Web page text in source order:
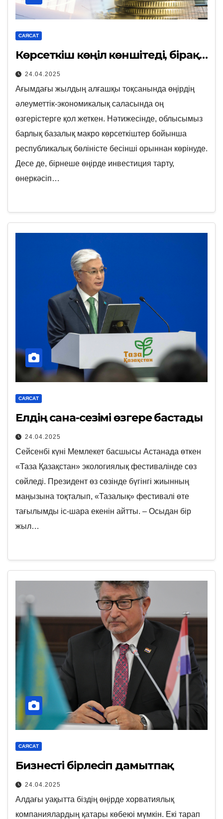
САЯСАТ
Көрсеткіш көңіл көншітеді, бірақ…
24.04.2025
Ағымдағы жылдың алғашқы тоқсанында өңірдің
әлеуметтік-экономикалық саласында оң
өзгерістерге қол жеткен. Нәтижесінде, облысымыз
барлық базалық макро көрсеткіштер бойынша
республикалық бөліністе бесінші орыннан көрінуде.
Десе де, бірнеше өңірде инвестиция тарту,
өнеркәсіп…
САЯСАТ
Елдің сана-сезімі өзгере бастады
24.04.2025
Сейсенбі күні Мемлекет басшысы Астанада өткен
«Таза Қазақстан» экологиялық фестивалінде сөз
сөйледі. Президент өз сөзінде бүгінгі жиынның
маңызына тоқталып, «Тазалық» фестивалі өте
тағылымды іс-шара екенін айтты. – Осыдан бір
жыл…
САЯСАТ
Бизнесті бірлесіп дамытпақ
24.04.2025
Алдағы уақытта біздің өңірде хорватиялық
компаниялардың қатары көбеюі мүмкін. Екі тарап